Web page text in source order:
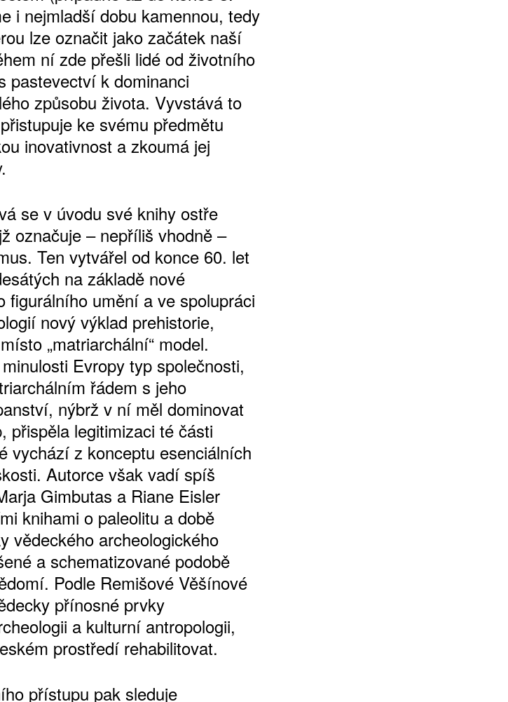
i nejmladší dobu kamennou, tedy
lze označit jako začátek naší
ní zde přešli lidé od životního
pastevectví k dominanci
způsobu života. Vyvstává to
ke svému předmětu
inovativnost a zkoumá jej
se v úvodu své knihy ostře
označuje – nepříliš vhodně –
Ten vytvářel od konce 60. let
na základě nové
figurálního umění a ve spolupráci
nový výklad prehistorie,
„matriarchální“ model.
Evropy typ společnosti,
řádem s jeho
nýbrž v ní měl dominovat
přispěla legitimizaci té části
vychází z konceptu esenciálních
Autorce však vadí spíš
Gimbutas a Riane Eisler
knihami o paleolitu a době
vědeckého archeologického
a schematizované podobě
Podle Remišové Věšínové
přínosné prvky
a kulturní antropologii,
prostředí rehabilitovat.
přístupu pak sleduje